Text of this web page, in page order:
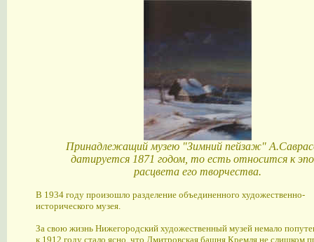
Принадлежащий музею "Зимний пейзаж"
датируется 1871 годом, то есть относится к
расцвета его творчества.
В 1934 году произошло разделение объединенного художественно-
исторического музея.
За свою жизнь Нижегородский художественный музей немало
к 1912 году стало ясно, что Дмитровская башня Кремля не слишком